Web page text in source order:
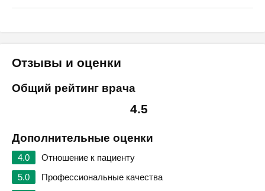
Отзывы и оценки
Общий рейтинг врача
4.5
Дополнительные оценки
4.0
Отношение к пациенту
5.0
Профессиональные качества